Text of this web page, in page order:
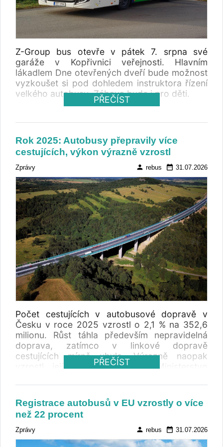
%). Červencový výsledek tak výrazně přispěl
k celkovému růstu trhu. Zatímco za prvních
sedm měsíců registrace meziročně vzrostly o
23,20 procenta, samotný červenec přinesl
meziroční růst o 56,06 procenta. Registrace
autobusů červenec 2025
Z-Group bus otevře v pátek 7. srpna své
garáže v Kopřivnici veřejnosti. Hlavním
lákadlem Dne otevřených dveří bude možnost
vyzkoušet si pod dohledem instruktora řízení
velkého autobusu. Zábava bude i pro děti.
PŘEČÍST
Rok 2025: Autobusy přepravily více
cestujících, výkon výrazně vzrostl
Zprávy person rebus date_range 31.07.2026
Počet cestujících v autobusové dopravě v
Česku v roce 2025 vzrostl o 2,1 % na 352,6
milionu. Růst táhla především nepravidelná
doprava, zatímco v linkové dopravě
cestujících mírně ubylo. Výrazně naopak
vzrostl její přepravní výkon. Ministerstvo
PŘEČÍST
Registrace autobusů v EU vzrostly o více
než 22 procent
Zprávy person rebus date_range 31.07.2026